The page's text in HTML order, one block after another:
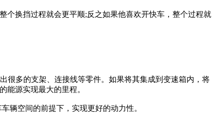
个换挡过程就会更平顺;反之如果他喜欢开快车，整个过程就
很多的支架、连接线等零件。如果将其集成到变速箱内，将
能源实现最大的里程。
辆空间的前提下，实现更好的动力性。